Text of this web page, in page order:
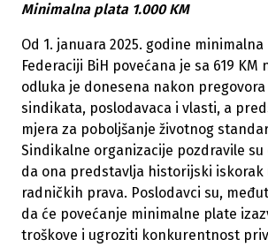
Minimalna plata 1.000 KM
Od 1. januara 2025. godine minimalna
Federaciji BiH povećana je sa 619 KM
odluka je donesena nakon
sindikata, poslodavaca i vlasti, a
mjera za poboljšanje životnog
Sindikalne organizacije pozdravile su
da ona predstavlja historijski iskorak
radničkih prava. Poslodavci su,
da će povećanje minimalne plate
troškove i ugroziti konkurentnost